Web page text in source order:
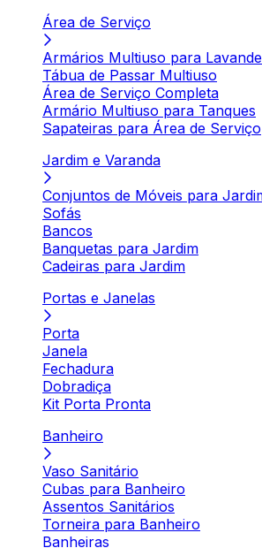
Área de Serviço
Armários Multiuso para
Tábua de Passar Multiuso
Área de Serviço Completa
Armário Multiuso para Tanques
Sapateiras para Área de Serviço
Jardim e Varanda
Conjuntos de Móveis para
Sofás
Bancos
Banquetas para Jardim
Cadeiras para Jardim
Portas e Janelas
Porta
Janela
Fechadura
Dobradiça
Kit Porta Pronta
Banheiro
Vaso Sanitário
Cubas para Banheiro
Assentos Sanitários
Torneira para Banheiro
Banheiras